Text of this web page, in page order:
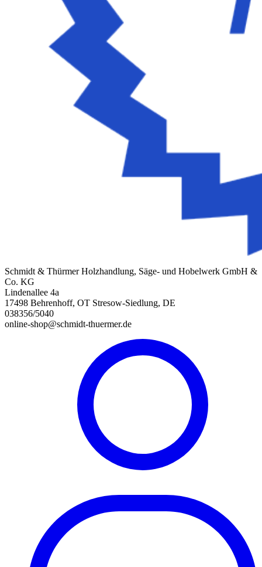
Schmidt & Thürmer Holzhandlung, Säge- und Hobelwerk GmbH &
Co. KG
Lindenallee 4a
17498 Behrenhoff, OT Stresow-Siedlung, DE
038356/5040
online-shop@schmidt-thuermer.de